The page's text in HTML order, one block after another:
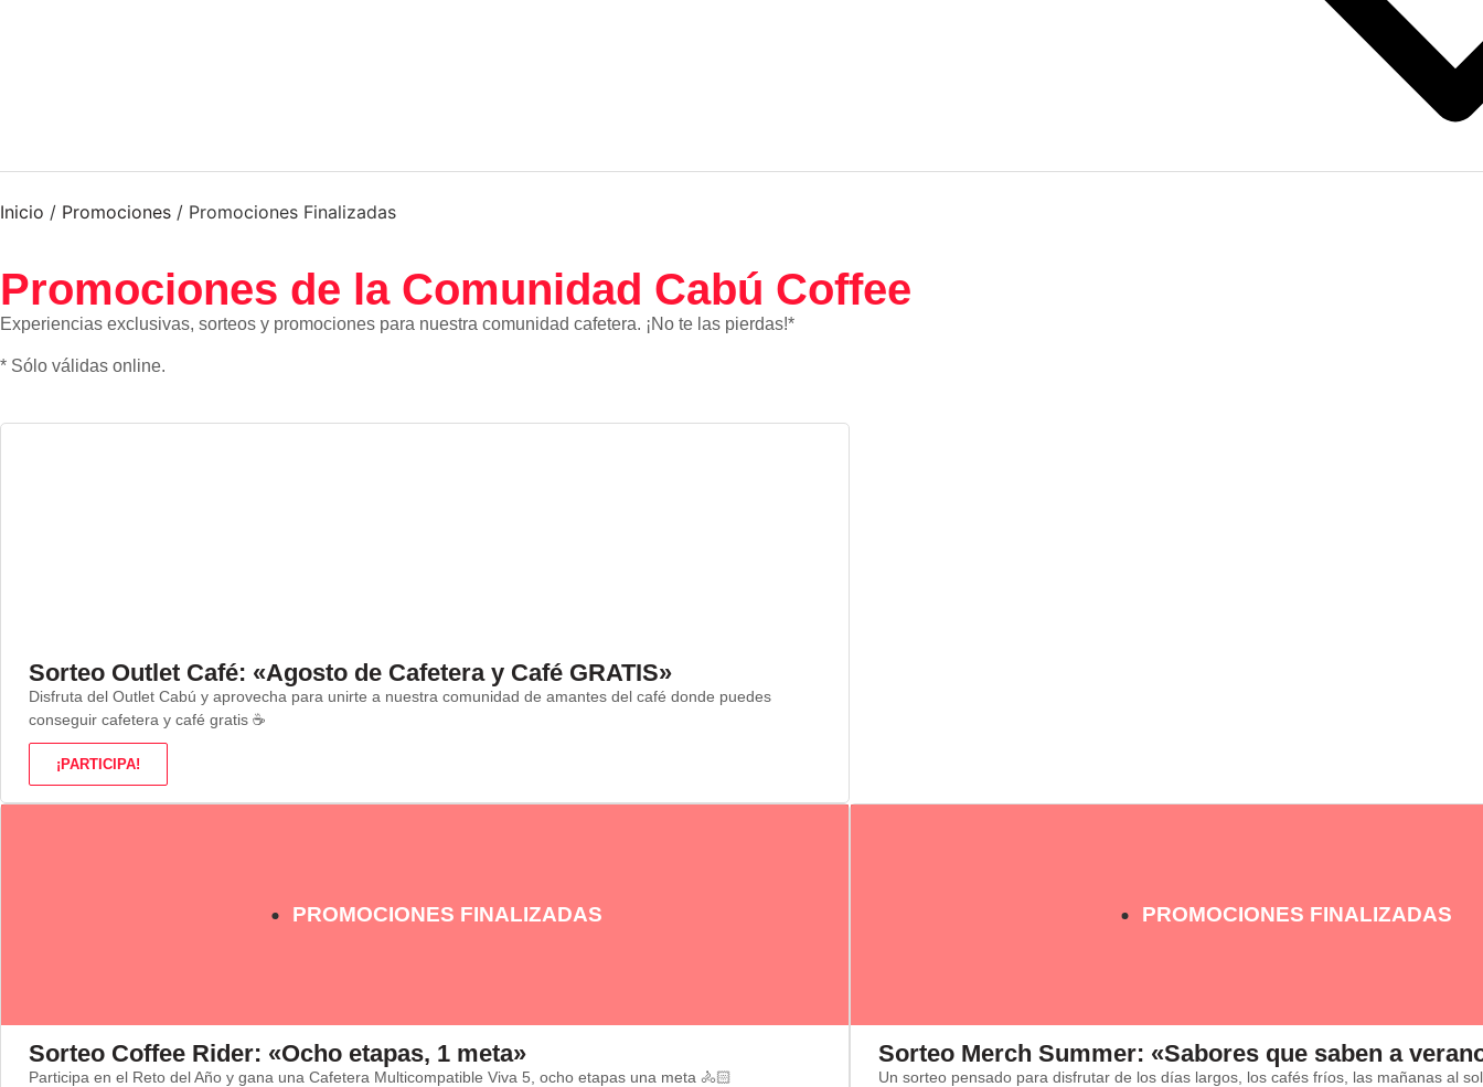
Inicio / Promociones / Promociones Finalizadas
Promociones de la Comunidad Cabú Coffee
Experiencias exclusivas, sorteos y promociones para nuestra comunidad cafetera. ¡No te las pierdas!*
* Sólo válidas online.
Sorteo Outlet Café: «Agosto de Cafetera y Café GRATIS»
Disfruta del Outlet Cabú y aprovecha para unirte a nuestra comunidad de amantes del café donde puedes
conseguir cafetera y café gratis ☕
¡PARTICIPA!
PROMOCIONES FINALIZADAS
Sorteo Coffee Rider: «Ocho etapas, 1 meta»
Participa en el Reto del Año y gana una Cafetera Multicompatible Viva 5, ocho etapas una meta 🚴🏻
PROMOCIONES FINALIZADAS
Sorteo Merch Summer: «Sabores que saben a
Un sorteo pensado para disfrutar de los días largos, los cafés fríos, las mañanas al